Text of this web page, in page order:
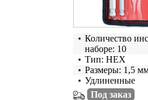
Количество
наборе: 10
Тип: HEX
Размеры: 1,5
Удлиненные
Под заказ